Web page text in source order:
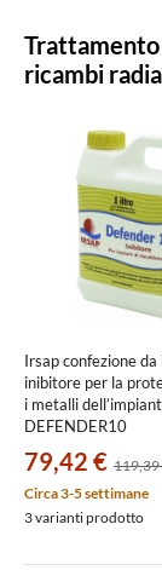
Trattamento
ricambi
Irsap confezione
inibitore per la
i metalli
DEFENDER10
79,42 € 119,39
Circa 3-5 settimane
3 varianti prodotto